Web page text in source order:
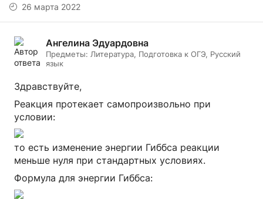
26 марта 2022
Ангелина Эдуардовна
Предметы: Литература, Подготовка к ОГЭ, Русский
язык
Здравствуйте,
Реакция протекает самопроизвольно при
условии:
то есть изменение энергии Гиббса реакции
меньше нуля при стандартных условиях.
Формула для энергии Гиббса: